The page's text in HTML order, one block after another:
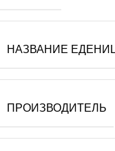
НАЗВАНИЕ
ПРОИЗВОДИТЕЛЬ